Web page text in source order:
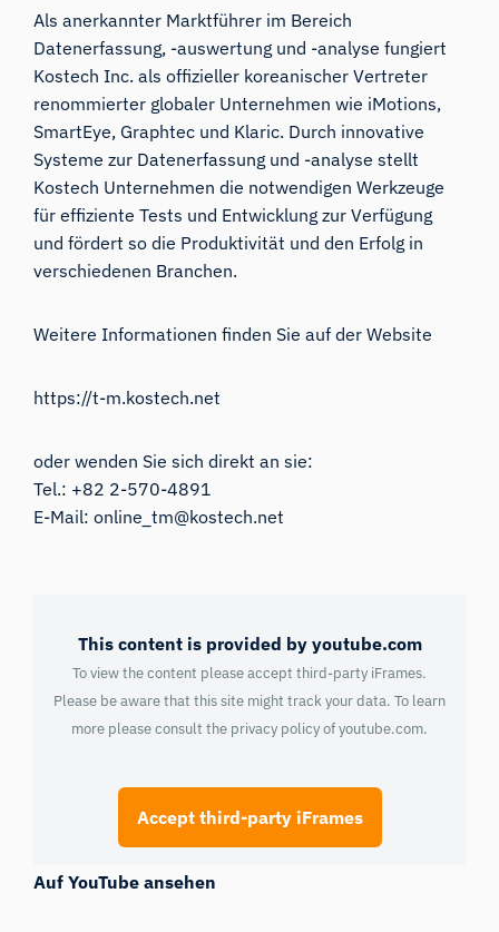
Als anerkannter Marktführer im Bereich
Datenerfassung, -auswertung und -analyse fungiert
Kostech Inc. als offizieller koreanischer Vertreter
renommierter globaler Unternehmen wie iMotions,
SmartEye, Graphtec und Klaric. Durch innovative
Systeme zur Datenerfassung und -analyse stellt
Kostech Unternehmen die notwendigen Werkzeuge
für effiziente Tests und Entwicklung zur Verfügung
und fördert so die Produktivität und den Erfolg in
verschiedenen Branchen.
Weitere Informationen finden Sie auf der Website
https://t-m.kostech.net
oder wenden Sie sich direkt an sie:
Tel.: +82 2-570-4891
E-Mail:online_tm@kostech.net
This content is provided by youtube.com
To view the content please accept third-party iFrames.
Please be aware that this site might track your data. To learn
more please consult the privacy policy ofyoutube.com.
Accept third-party iFrames
Auf YouTube ansehen